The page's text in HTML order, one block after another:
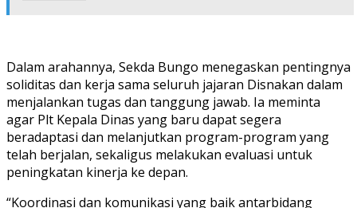
Dalam arahannya, Sekda Bungo menegaskan pentingnya
soliditas dan kerja sama seluruh jajaran Disnakan dalam
menjalankan tugas dan tanggung jawab. Ia meminta
agar Plt Kepala Dinas yang baru dapat segera
beradaptasi dan melanjutkan program-program yang
telah berjalan, sekaligus melakukan evaluasi untuk
peningkatan kinerja ke depan.
“Koordinasi dan komunikasi yang baik antarbidang